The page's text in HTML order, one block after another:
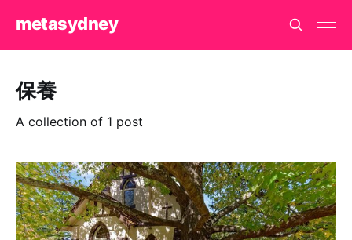
metasydney
保養
A collection of 1 post